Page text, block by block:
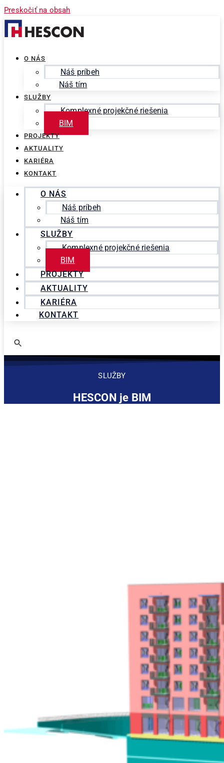
Preskočiť na obsah
O NÁS
Náš príbeh
Náš tím
SLUŽBY
Komplexné projekčné riešenia
BIM
PROJEKTY
AKTUALITY
KARIÉRA
KONTAKT
O NÁS
Náš príbeh
Náš tím
SLUŽBY
Komplexné projekčné riešenia
BIM
PROJEKTY
AKTUALITY
KARIÉRA
KONTAKT
SLUŽBY
HESCON je BIM